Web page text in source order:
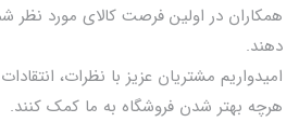
همکاران در اولین فرصت کالای مورد نظر
دهند.
امیدواریم مشتریان عزیز با نظرات،
هرچه بهتر شدن فروشگاه به ما کمک کنند.